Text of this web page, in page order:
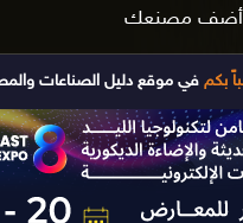
مصنعك
والمصانع المصرية - مصر .. الدليل الصناعى الأول فى مصر